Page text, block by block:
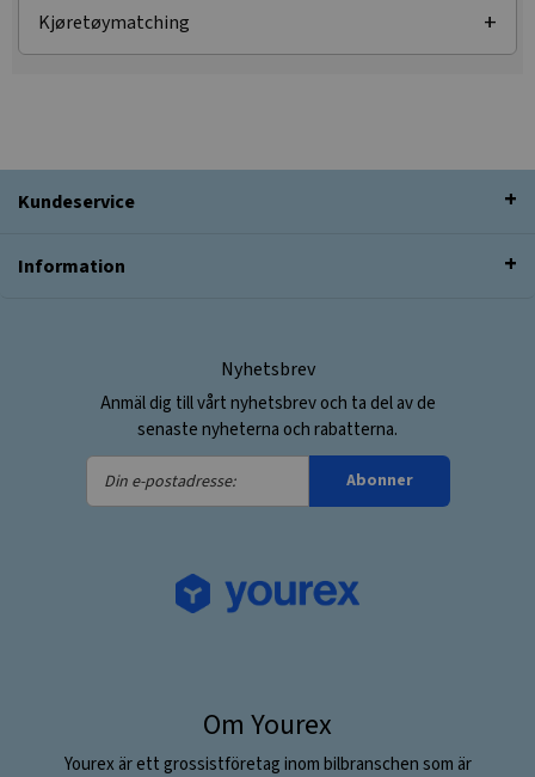
Kjøretøymatching
Kundeservice
Information
Nyhetsbrev
Anmäl dig till vårt nyhetsbrev och ta del av de
senaste nyheterna och rabatterna.
Din
e-
Abonner
Om Yourex
Yourex är ett grossistföretag inom bilbranschen som är